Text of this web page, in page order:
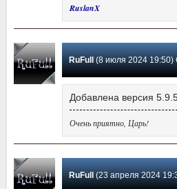
RuslanX
RuFull (8 июля 2024 19:50)
Добавлена версия
Очень приятно, Царь!
RuFull (23 апреля 2024 19:33)